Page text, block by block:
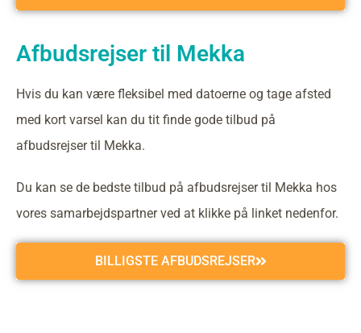
Afbudsrejser til Mekka
Hvis du kan være fleksibel med datoerne og tage afsted
med kort varsel kan du tit finde gode tilbud på
afbudsrejser til Mekka.
Du kan se de bedste tilbud på afbudsrejser til Mekka hos
vores samarbejdspartner ved at klikke på linket nedenfor.
BILLIGSTE AFBUDSREJSER